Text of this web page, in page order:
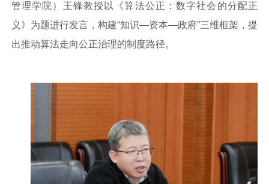
管理学院）王锋教授以《算法公正：数字社会的分配正
义》为题进行发言，构建“知识—资本—政府”三维框架，提
出推动算法走向公正治理的制度路径。